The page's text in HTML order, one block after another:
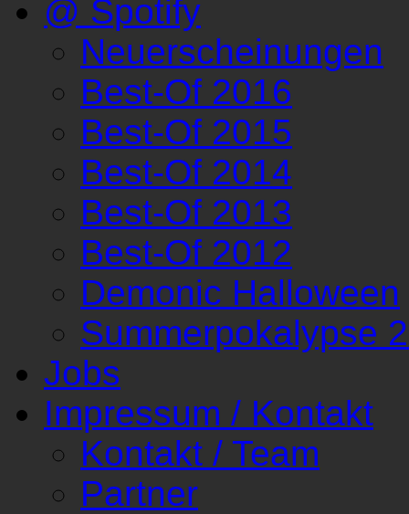
@ Spotify
Neuerscheinungen
Best-Of 2016
Best-Of 2015
Best-Of 2014
Best-Of 2013
Best-Of 2012
Demonic Halloween
Summerpokalypse
Jobs
Impressum / Kontakt
Kontakt / Team
Partner